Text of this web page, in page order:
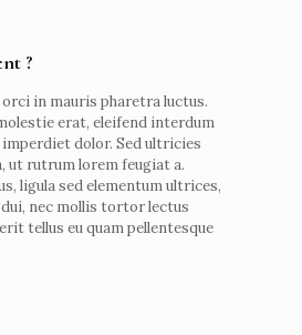
?
in mauris pharetra luctus.
erat, eleifend interdum
imperdiet dolor. Sed ultricies
ut rutrum lorem feugiat a.
ligula sed elementum ultrices,
nec mollis tortor lectus
tellus eu quam pellentesque